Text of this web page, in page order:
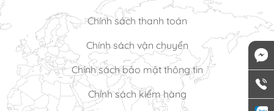
Chính sách thanh toán
Chính sách vận chuyển
Chính sách bảo mật thông tin
Chính sách kiểm hàng
×